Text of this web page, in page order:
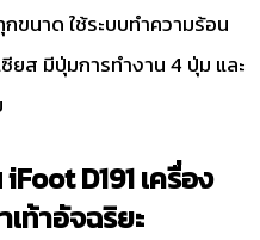
ขนาด ใช้ระบบทำความร้อน
ส มีปุ่มการทำงาน 4 ปุ่ม และ
D191 เครื่อง
ท้าอัจฉริยะ